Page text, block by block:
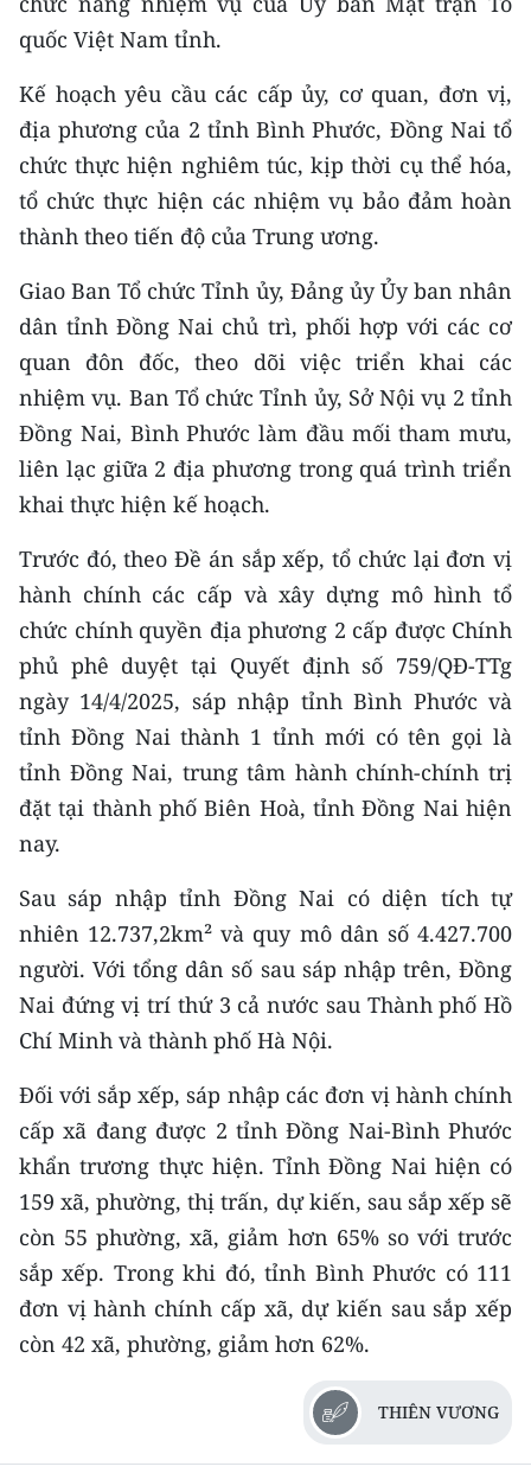
ENGLISH
FRANÇAIS
РУССКИЙ
ESPAÑOL
한국어
quốc Việt Nam tỉnh.
Kế hoạch yêu cầu các cấp ủy, cơ quan, đơn vị,
địa phương của 2 tỉnh Bình Phước, Đồng Nai tổ
chức thực hiện nghiêm túc, kịp thời cụ thể hóa,
tổ chức thực hiện các nhiệm vụ bảo đảm hoàn
thành theo tiến độ của Trung ương.
Giao Ban Tổ chức Tỉnh ủy, Đảng ủy Ủy ban nhân
dân tỉnh Đồng Nai chủ trì, phối hợp với các cơ
quan đôn đốc, theo dõi việc triển khai các
nhiệm vụ. Ban Tổ chức Tỉnh ủy, Sở Nội vụ 2 tỉnh
Đồng Nai, Bình Phước làm đầu mối tham mưu,
liên lạc giữa 2 địa phương trong quá trình triển
khai thực hiện kế hoạch.
Trước đó, theo Đề án sắp xếp, tổ chức lại đơn vị
hành chính các cấp và xây dựng mô hình tổ
chức chính quyền địa phương 2 cấp được Chính
phủ phê duyệt tại Quyết định số 759/QĐ-TTg
ngày 14/4/2025, sáp nhập tỉnh Bình Phước và
tỉnh Đồng Nai thành 1 tỉnh mới có tên gọi là
tỉnh Đồng Nai, trung tâm hành chính-chính trị
đặt tại thành phố Biên Hoà, tỉnh Đồng Nai hiện
nay.
Sau sáp nhập tỉnh Đồng Nai có diện tích tự
nhiên 12.737,2km² và quy mô dân số 4.427.700
người. Với tổng dân số sau sáp nhập trên, Đồng
Nai đứng vị trí thứ 3 cả nước sau Thành phố Hồ
Chí Minh và thành phố Hà Nội.
Đối với sắp xếp, sáp nhập các đơn vị hành chính
cấp xã đang được 2 tỉnh Đồng Nai-Bình Phước
khẩn trương thực hiện. Tỉnh Đồng Nai hiện có
159 xã, phường, thị trấn, dự kiến, sau sắp xếp sẽ
còn 55 phường, xã, giảm hơn 65% so với trước
sắp xếp. Trong khi đó, tỉnh Bình Phước có 111
đơn vị hành chính cấp xã, dự kiến sau sắp xếp
còn 42 xã, phường, giảm hơn 62%.
THIÊN VƯƠNG